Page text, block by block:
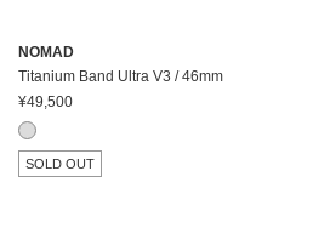
NOMAD
Titanium Band Ultra V3 / 46mm
¥49,500
SOLD OUT